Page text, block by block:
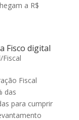
a R$
Fisco digital
Fiscal
Fiscal
das
para cumprir